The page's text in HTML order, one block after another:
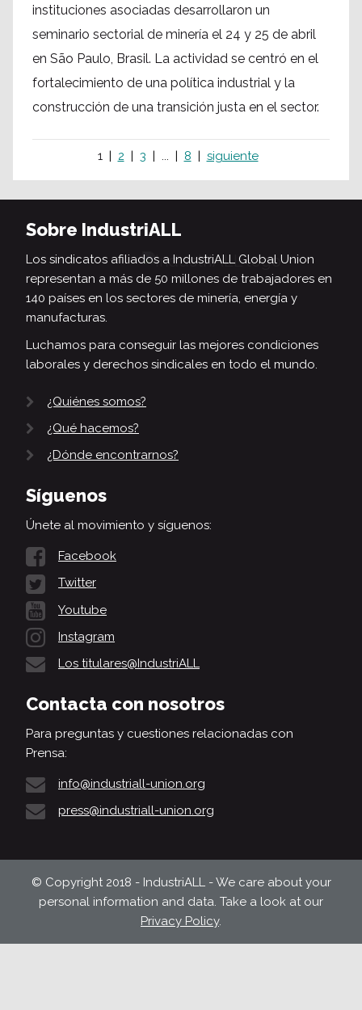
instituciones asociadas desarrollaron un
seminario sectorial de minería el 24 y 25 de abril
en São Paulo, Brasil. La actividad se centró en el
fortalecimiento de una política industrial y la
construcción de una transición justa en el sector.
1 2 3 ... 8 siguiente
Sobre IndustriALL
Los sindicatos afiliados a IndustriALL Global Union
representan a más de 50 millones de trabajadores en
140 países en los sectores de minería, energía y
manufacturas.
Luchamos para conseguir las mejores condiciones
laborales y derechos sindicales en todo el mundo.
¿Quiénes somos?
¿Qué hacemos?
¿Dónde encontrarnos?
Síguenos
Únete al movimiento y síguenos:
Facebook
Twitter
Youtube
Instagram
Los titulares@IndustriALL
Contacta con nosotros
Para preguntas y cuestiones relacionadas con
Prensa:
info@industriall-union.org
press@industriall-union.org
© Copyright 2018 - IndustriALL - We care about your
personal information and data. Take a look at our
Privacy Policy.